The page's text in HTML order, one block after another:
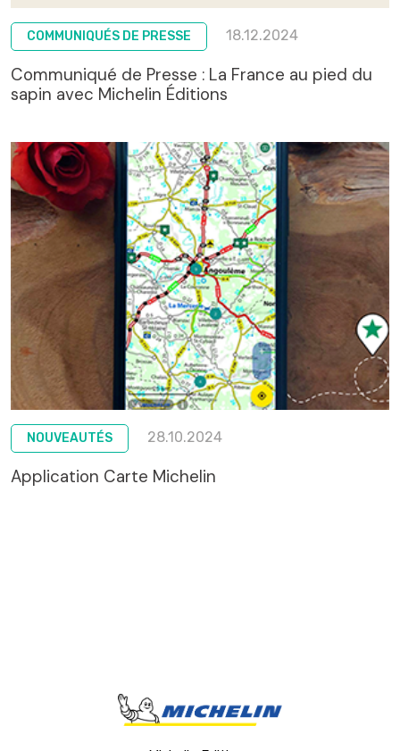
COMMUNIQUÉS DE PRESSE 18.12.2024
Communiqué de Presse : La France au pied du
sapin avec Michelin Éditions
NOUVEAUTÉS 28.10.2024
Application Carte Michelin